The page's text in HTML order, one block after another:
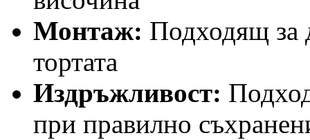
Монтаж: Подходящ за
тортата
Издръжливост:
при правилно